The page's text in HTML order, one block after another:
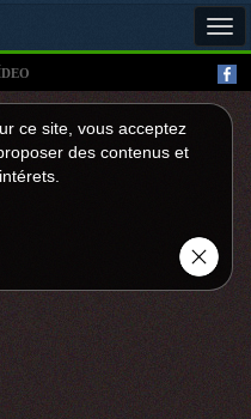
ce site, vous acceptez
des contenus et